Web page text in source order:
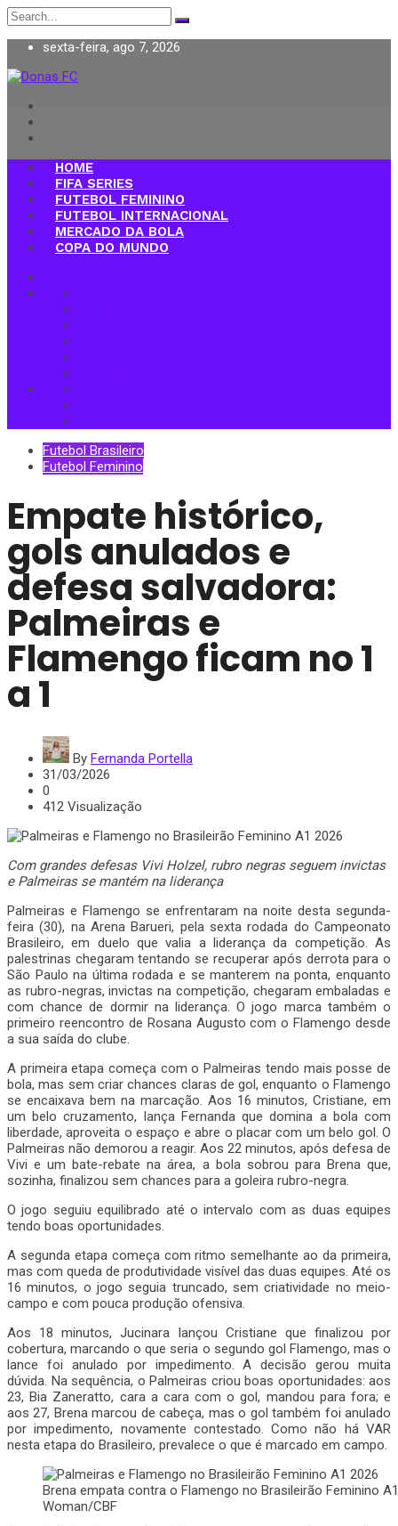
Search
for:
sexta-feira, ago 7, 2026
Donas FC
HOME
FIFA SERIES
FUTEBOL FEMININO
FUTEBOL INTERNACIONAL
MERCADO DA BOLA
COPA DO MUNDO
Futebol Brasileiro
Futebol Feminino
Empate histórico,
gols anulados e
defesa salvadora:
Palmeiras e
Flamengo ficam no 1
a 1
By Fernanda Portella
31/03/2026
0
412 Visualização
Com grandes defesas Vivi Holzel, rubro negras seguem invictas
e Palmeiras se mantém na liderança
Palmeiras e Flamengo se enfrentaram na noite desta segunda-
feira (30), na Arena Barueri, pela sexta rodada do Campeonato
Brasileiro, em duelo que valia a liderança da competição. As
palestrinas chegaram tentando se recuperar após derrota para o
São Paulo na última rodada e se manterem na ponta, enquanto
as rubro-negras, invictas na competição, chegaram embaladas e
com chance de dormir na liderança. O jogo marca também o
primeiro reencontro de Rosana Augusto com o Flamengo desde
a sua saída do clube.
A primeira etapa começa com o Palmeiras tendo mais posse de
bola, mas sem criar chances claras de gol, enquanto o Flamengo
se encaixava bem na marcação. Aos 16 minutos, Cristiane, em
um belo cruzamento, lança Fernanda que domina a bola com
liberdade, aproveita o espaço e abre o placar com um belo gol. O
Palmeiras não demorou a reagir. Aos 22 minutos, após defesa de
Vivi e um bate-rebate na área, a bola sobrou para Brena que,
sozinha, finalizou sem chances para a goleira rubro-negra.
O jogo seguiu equilibrado até o intervalo com as duas equipes
tendo boas oportunidades.
A segunda etapa começa com ritmo semelhante ao da primeira,
mas com queda de produtividade visível das duas equipes. Até os
16 minutos, o jogo seguia truncado, sem criatividade no meio-
campo e com pouca produção ofensiva.
Aos 18 minutos, Jucinara lançou Cristiane que finalizou por
cobertura, marcando o que seria o segundo gol Flamengo, mas o
lance foi anulado por impedimento. A decisão gerou muita
dúvida. Na sequência, o Palmeiras criou boas oportunidades: aos
23, Bia Zaneratto, cara a cara com o gol, mandou para fora; e
aos 27, Brena marcou de cabeça, mas o gol também foi anulado
por impedimento, novamente contestado. Como não há VAR
nesta etapa do Brasileiro, prevalece o que é marcado em campo.
Brena empata contra o Flamengo no Brasileirão Feminino
Woman/CBF